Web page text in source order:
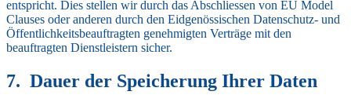
entspricht. Dies stellen wir durch das Abschliessen von EU Model
Clauses oder anderen durch den Eidgenössischen Datenschutz- und
Öffentlichkeitsbeauftragten genehmigten Verträge mit den
beauftragten Dienstleistern sicher.
Dauer der Speicherung Ihrer Daten